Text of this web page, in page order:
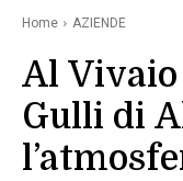
Home AZIENDE
Al Vivaio
Gulli di